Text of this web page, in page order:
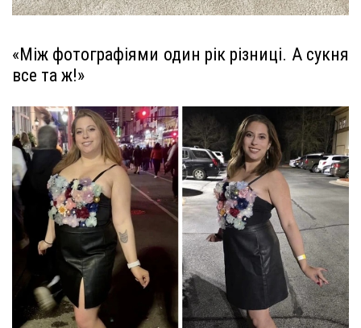
«Між фотографіями один рік різниці. А сукня
все та ж!»